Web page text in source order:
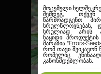
მოცემული
შემდეგ,
წარმოადგენთ
სრულწლოვნებას,
სრულიად არის
ნაყიდი პროდუქტის
მარაზია "Errors-
რომ თავი შეიკავონ
რომელიც
კანონმდებლობას.